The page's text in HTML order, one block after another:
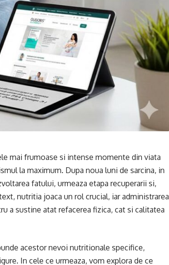
mai frumoase si intense momente din viata
la maximum. Dupa noua luni de sarcina, in
fatului, urmeaza etapa recuperarii si,
nutritia joaca un rol crucial, iar administrarea
a sustine atat refacerea fizica, cat si calitatea
acestor nevoi nutritionale specifice,
In cele ce urmeaza, vom explora de ce